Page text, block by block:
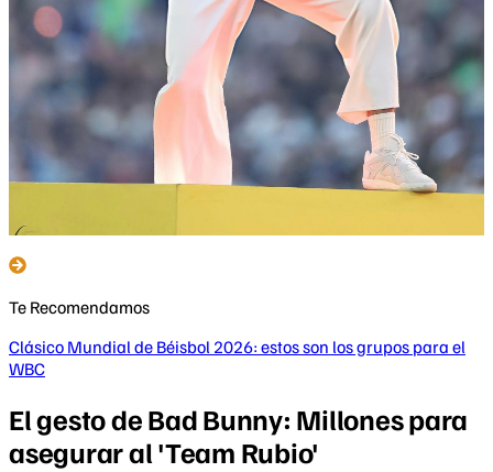
Te Recomendamos
Clásico Mundial de Béisbol 2026: estos son los grupos para el
WBC
El gesto de Bad Bunny: Millones para
asegurar al 'Team Rubio'